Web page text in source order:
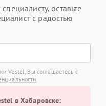
оставьте
с радостью
Vestel, Вы соглашаетесь с
в Хабаровске: